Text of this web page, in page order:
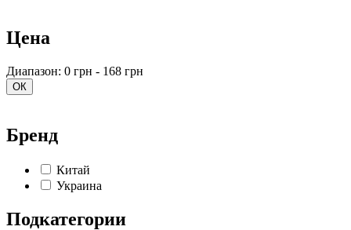
Цена
Диапазон: 0 грн - 168 грн
ОК
Бренд
Китай
Украина
Подкатегории